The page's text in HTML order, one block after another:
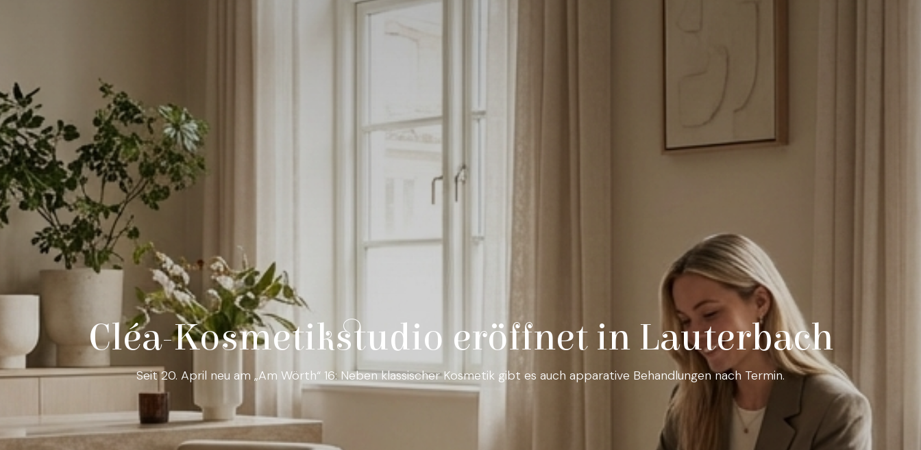
Cléa-Kosmetikstudio eröffnet in Lauterbach
Seit 20. April neu am „Am Wörth“ 16: Neben klassischer Kosmetik gibt es auch apparative Behandlungen nach Termin.